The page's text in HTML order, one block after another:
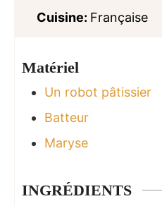
Cuisine: Française
Matériel
Un robot pâtissier
Batteur
Maryse
INGRÉDIENTS